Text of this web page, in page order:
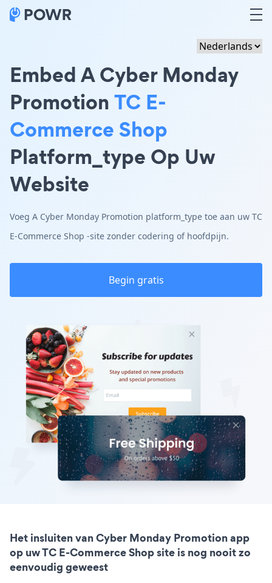
Embed A Cyber Monday
PromotionTC E-
Commerce Shop
Platform_type Op Uw
Website
Voeg A Cyber Monday Promotion platform_type toe aan uw TC
E-Commerce Shop -site zonder codering of hoofdpijn.
Begin gratis
Het insluiten van Cyber Monday Promotion app
op uw TC E-Commerce Shop site is nog nooit zo
eenvoudig geweest